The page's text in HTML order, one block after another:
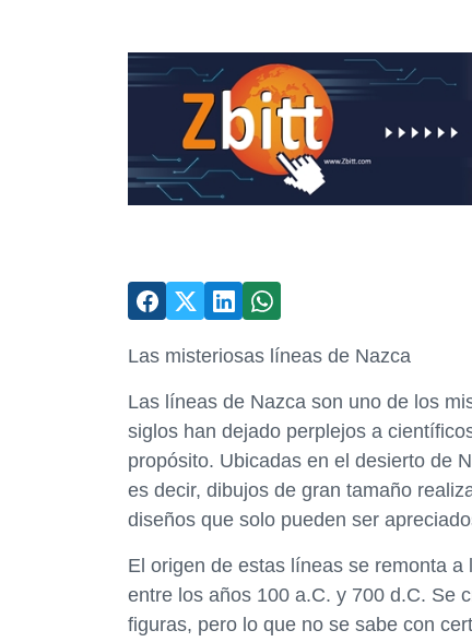
Las misteriosas líneas de Nazca
Las líneas de Nazca son uno de los
siglos han dejado perplejos a
propósito. Ubicadas en el desierto de
es decir, dibujos de gran tamaño
diseños que solo pueden ser
El origen de estas líneas se remonta
entre los años 100 a.C. y 700 d.C. Se
figuras, pero lo que no se sabe con